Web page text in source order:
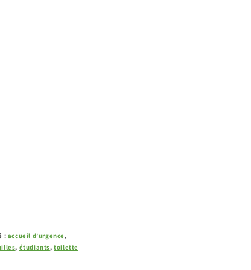
: accueil d’urgence,
, étudiants,toilette